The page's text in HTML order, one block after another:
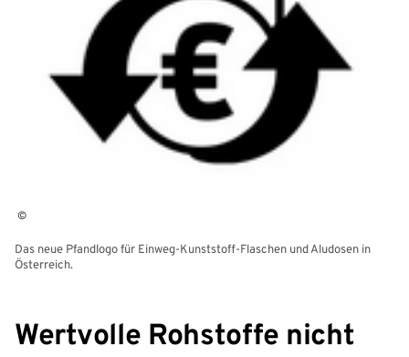
©
Das neue Pfandlogo für Einweg-Kunststoff-Flaschen und Aludosen in
Österreich.
Wertvolle Rohstoffe nicht